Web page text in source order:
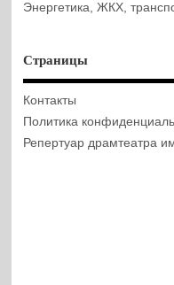
Энергетика, ЖКХ,
Страницы
Контакты
Политика
Репертуар драмтеатра